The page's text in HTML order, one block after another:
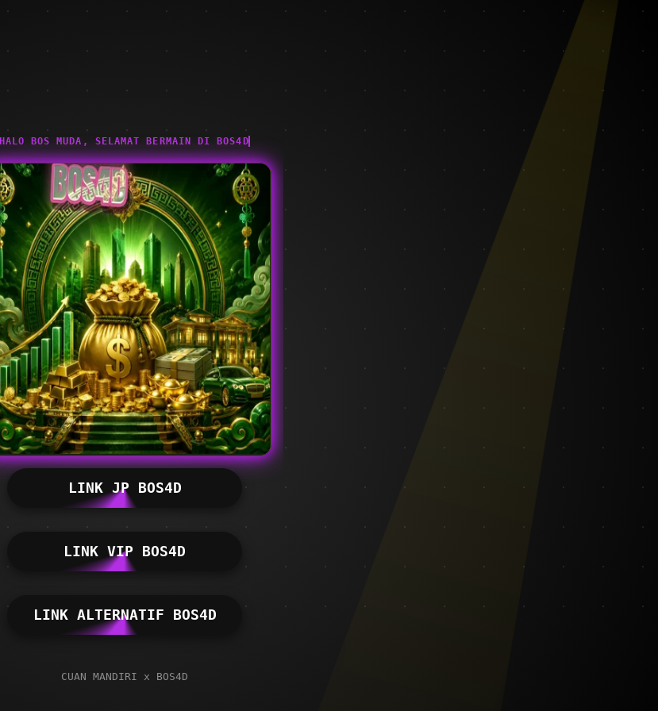
HALO BOS MUDA, SELAMAT BERMAIN DI BOS4D
LINK JP BOS4D
LINK VIP BOS4D
LINK ALTERNATIF BOS4D
CUAN MANDIRI x BOS4D